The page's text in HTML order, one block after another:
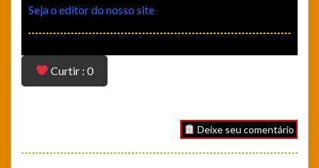
Seja o editor do nosso site
Curtir : 0
Deixe seu comentário